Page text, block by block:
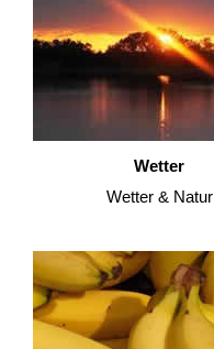
Wetter
Wetter & Natur